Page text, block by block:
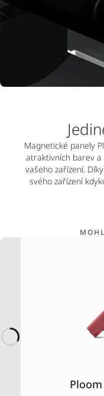
Magnetické panely
atraktivních barev
vašeho zařízení.
svého zařízení